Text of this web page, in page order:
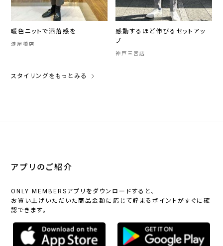
暖色ニットで洒落感を
淀屋橋店
感動するほど伸びるセットアッ
プ
神戸三宮店
スタイリングをもっとみる
アプリのご紹介
ONLY MEMBERSアプリをダウンロードすると、
お買い上げいただいた商品金額に応じて貯まるポイントがすぐに確
認できます。